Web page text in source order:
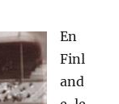
En
Finl
and